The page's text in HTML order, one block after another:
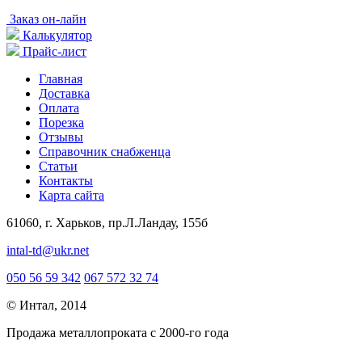
Заказ он-лайн
Калькулятор
Прайс-лист
Главная
Доставка
Оплата
Порезка
Отзывы
Справочник снабженца
Статьи
Контакты
Карта сайта
61060, г. Харьков, пр.Л.Ландау, 155б
intal-td@ukr.net
050 56 59 342 067 572 32 74
© Интал, 2014
Продажа металлопроката с 2000-го года